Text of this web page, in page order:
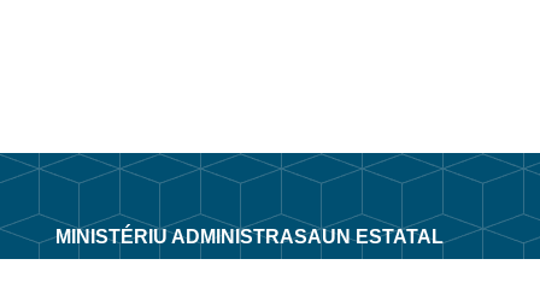
MINISTÉRIU ADMINISTRASAUN ESTATAL